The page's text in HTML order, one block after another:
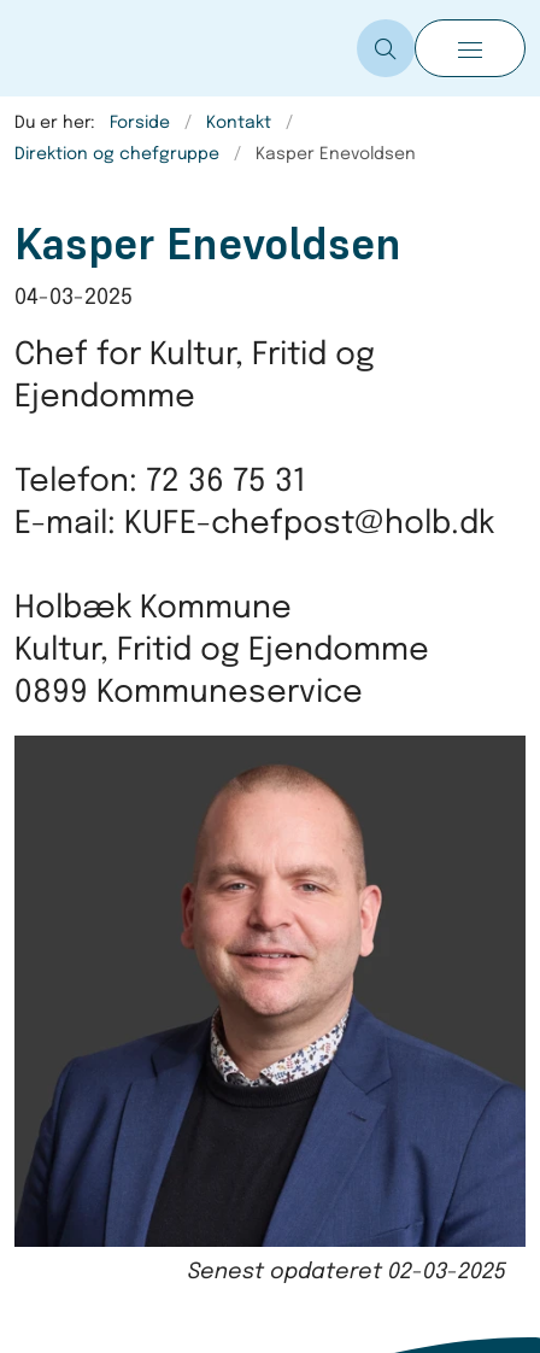
Du er her: Forside
Kontakt
Direktion og chefgruppe
Kasper Enevoldsen
Kasper Enevoldsen
04-03-2025
Chef for Kultur, Fritid og
Ejendomme
Telefon: 72 36 75 31
E-mail: KUFE-chefpost@holb.dk
Holbæk Kommune
Kultur, Fritid og Ejendomme
0899 Kommuneservice
Senest opdateret 02-03-2025